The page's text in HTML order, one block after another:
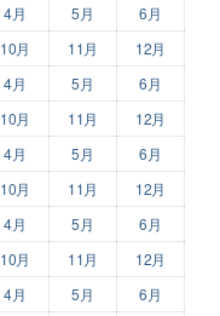
4月 5月
6月
10月 11月 12月
4月 5月
6月
10月 11月 12月
4月 5月
6月
10月 11月 12月
4月 5月
6月
10月 11月 12月
4月 5月
6月